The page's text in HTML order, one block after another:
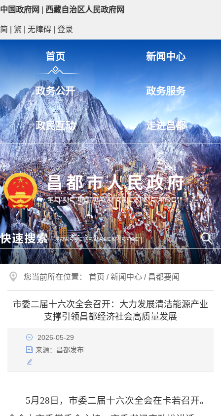
中国政府网 西藏自治区人民政府网
简 繁 无障碍 登录
首页 新闻中心
政务公开 政务服务
政民互动 走进昌都
您当前所在位置： 首页 /新闻中心 / 昌都要闻
市委二届十六次全会召开：大力发展清洁能源产业
支撑引领昌都经济社会高质量发展
2026-05-29
来源： 昌都发布
5月28日，市委二届十六次全会在卡若召开。